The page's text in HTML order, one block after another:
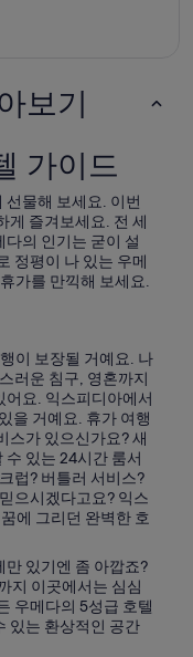
보기
가이드
물해 보세요. 이번
게 즐겨보세요. 전 세
의 인기는 굳이 설
정평이 나 있는 우메
가를 만끽해 보세요.
이 보장될 거예요. 나
러운 침구, 영혼까지
어요. 익스피디아에서
을 거예요. 휴가 여행
스가 있으신가요? 새
있는 24시간 룸서
럽? 버틀러 서비스?
으시겠다고요? 익스
에 그리던 완벽한 호
있기엔 좀 아깝죠?
지 이곳에서는 심심
우메다의 5성급 호텔
있는 환상적인 공간